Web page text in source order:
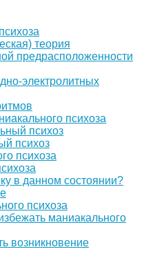
теория
предрасположенности
электролитных
психоза
психоз
психоз
психоза
в данном состоянии?
психоза
маниакального
возникновение